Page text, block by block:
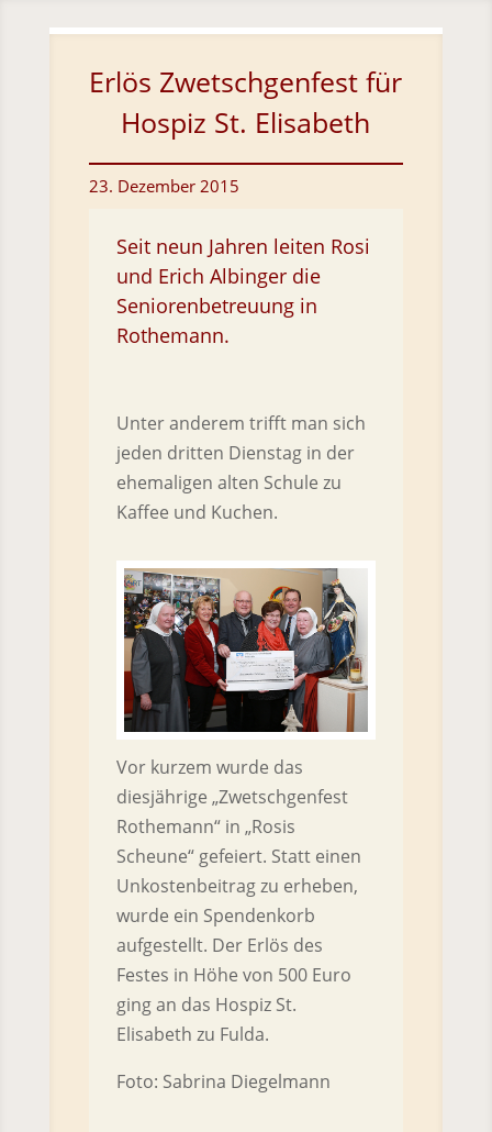
Skip To Content
Erlös Zwetschgenfest für
Hospiz St. Elisabeth
23. Dezember 2015
Seit neun Jahren leiten Rosi
und Erich Albinger die
Seniorenbetreuung in
Rothemann.
Unter anderem trifft man sich
jeden dritten Dienstag in der
ehemaligen alten Schule zu
Kaffee und Kuchen.
Vor kurzem wurde das
diesjährige „Zwetschgenfest
Rothemann“ in „Rosis
Scheune“ gefeiert. Statt einen
Unkostenbeitrag zu erheben,
wurde ein Spendenkorb
aufgestellt. Der Erlös des
Festes in Höhe von 500 Euro
ging an das Hospiz St.
Elisabeth zu Fulda.
Foto: Sabrina Diegelmann